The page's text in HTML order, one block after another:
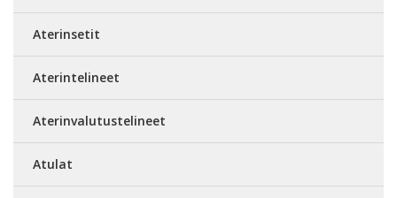
Aterinsetit
Aterintelineet
Aterinvalutustelineet
Atulat